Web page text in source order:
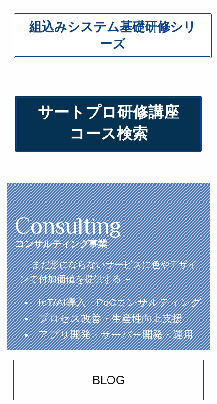
組込みシステム基礎研修シリ
ーズ
サートプロ研修講座
コース検索
Consulting
コンサルティング事業
－ まだ形にならないサービスに色やデザイ
ンで付加価値を提供する －
IoT/AI導入・PoCコンサルティング
プロセス改善・生産性向上支援
アプリ開発・サーバー開発・運用
BLOG